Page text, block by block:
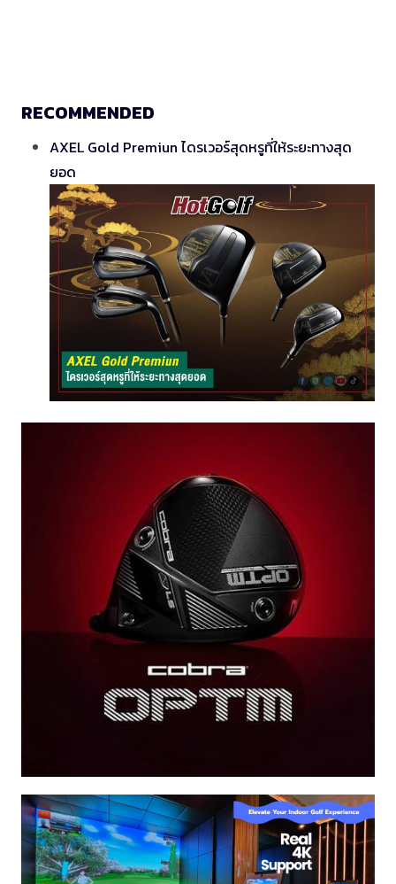
RECOMMENDED
AXEL Gold Premiun ไดรเวอร์สุดหรูที่ให้ระยะทางสุด
ยอด